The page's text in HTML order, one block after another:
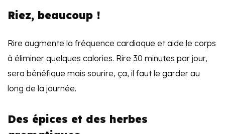
Riez, beaucoup !
Rire augmente la fréquence cardiaque et aide le corps
à éliminer quelques calories. Rire 30 minutes par jour,
sera bénéfique mais sourire, ça, il faut le garder au
long de la journée.
Des épices et des herbes